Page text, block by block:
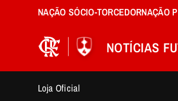
NAÇÃO SÓCIO-TORCEDORNAÇÃO
NOTÍCIAS
Loja Oficial